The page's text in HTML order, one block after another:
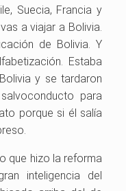
Suecia, Francia y
a viajar a Bolivia.
de Bolivia. Y
Estaba
y se tardaron
para
porque si él salía
que hizo la reforma
inteligencia del